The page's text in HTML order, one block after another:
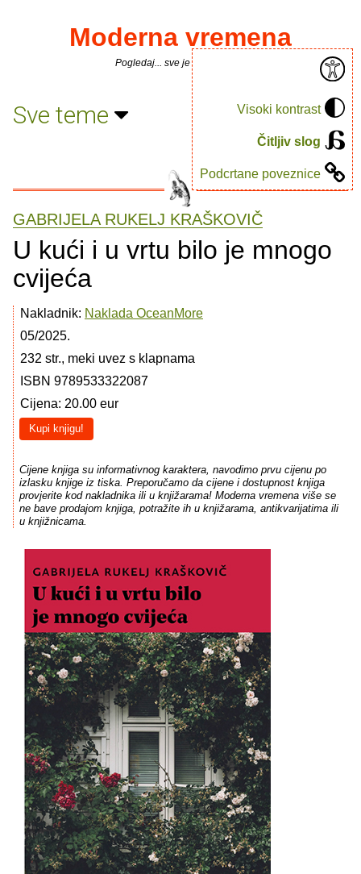
Visoki kontrast
Čitljiv slog
Podcrtane poveznice
Moderna vremena
Pogledaj... sve je puno knjiga.
Sve teme
GABRIJELA RUKELJ KRAŠKOVIČ
U kući i u vrtu bilo je mnogo
cvijeća
Nakladnik: Naklada OceanMore
05/2025.
232 str., meki uvez s klapnama
ISBN 9789533322087
Cijena: 20.00 eur
Kupi knjigu!
Cijene knjiga su informativnog karaktera, navodimo prvu cijenu po
izlasku knjige iz tiska. Preporučamo da cijene i dostupnost knjiga
provjerite kod nakladnika ili u knjižarama! Moderna vremena više se
ne bave prodajom knjiga, potražite ih u knjižarama, antikvarijatima ili
u knjižnicama.